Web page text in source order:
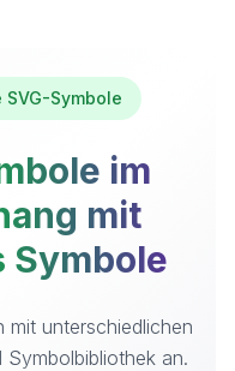
Symbole
im
mit
Symbole
mit unterschiedlichen
an.